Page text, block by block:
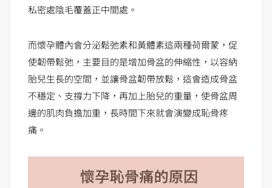
私密處陰毛覆蓋正中間處。
而懷孕體內會分泌鬆弛素和黃體素這兩種荷爾蒙，促
使韌帶鬆弛，主要目的是增加骨盆的伸縮性，以容納
胎兒生長的空間，並讓骨盆韌帶放鬆，這會造成骨盆
不穩定、支撐力下降，再加上胎兒的重量，使骨盆周
邊的肌肉負擔加重，長時間下來就會演變成恥骨疼
痛。